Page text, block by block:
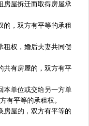
房屋拆迁而取得房屋承
的，双方有平等的承租
租权，婚后夫妻共同偿
共有房屋的，双方有平
本单位或交给另一方单
有平等的承租权。
房屋的，双方有平等的